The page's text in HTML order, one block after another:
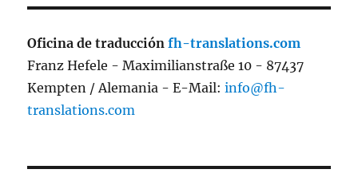
Oficina de traducciónfh-translations.com
Franz Hefele - Maximilianstraße 10 - 87437
Kempten / Alemania - E-Mail:info@fh-
translations.com